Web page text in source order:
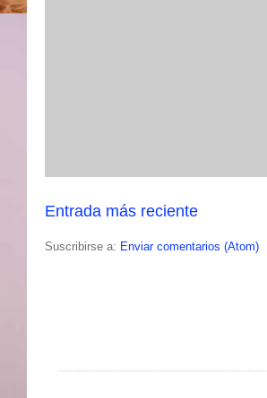
Entrada más reciente
Suscribirse a: Enviar comentarios (Atom)